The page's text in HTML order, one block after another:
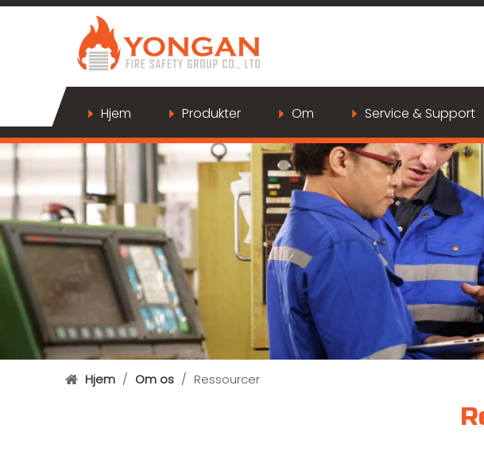
Hjem Produkter Om Service & Support
Hjem / Om os / Ressourcer